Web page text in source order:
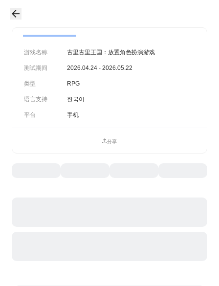
游戏名称 古里古里王国：放置角色扮演游戏
测试期间 2026.04.24 - 2026.05.22
类型 RPG
语言支持 한국어
平台 手机
分享